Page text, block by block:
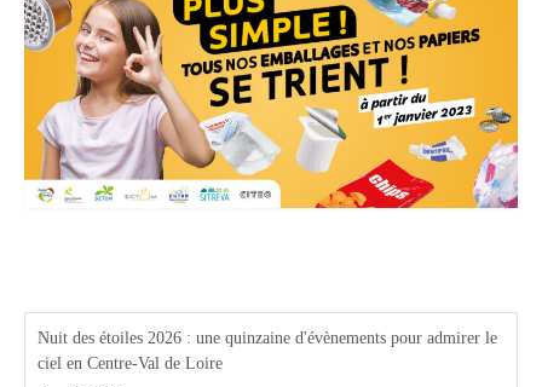
Nuit des étoiles 2026 : une quinzaine d'évènements pour admirer le
ciel en Centre-Val de Loire